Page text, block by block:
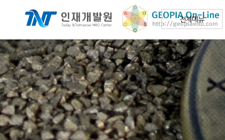
전체메뉴